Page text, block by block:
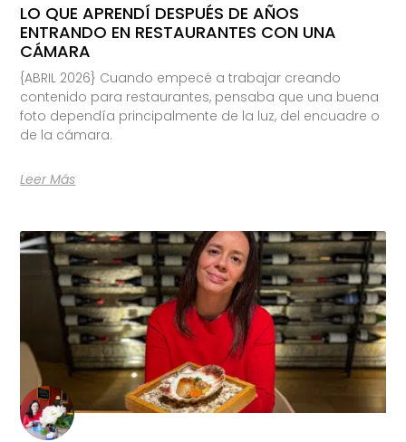
LO QUE APRENDÍ DESPUÉS DE AÑOS
ENTRANDO EN RESTAURANTES CON UNA
CÁMARA
{ABRIL 2026} Cuando empecé a trabajar creando
contenido para restaurantes, pensaba que una buena
foto dependía principalmente de la luz, del encuadre o
de la cámara.
Leer Más